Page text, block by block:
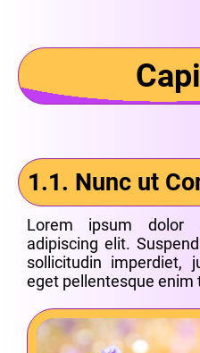
1.1. Nunc ut
Lorem ipsum dolor
adipiscing elit.
sollicitudin imperdiet,
eget pellentesque enim